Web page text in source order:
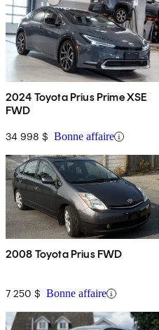
2024 Toyota Prius Prime XSE
FWD
34 998 $ Bonne affaire
2008 Toyota Prius FWD
7 250 $ Bonne affaire